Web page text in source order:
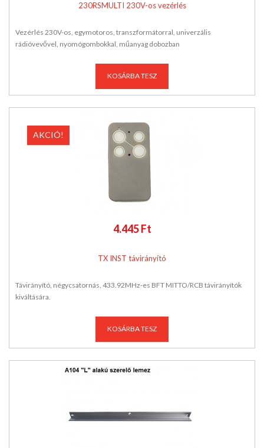
230RSMULTI 230V-os vezérlés
Vezérlés 230V-os, egymotoros, transzformátorral, univerzális
rádióvevővel, nyomógombokkal, műanyag dobozban
KOSÁRBA TESZ
AKCIÓ!
4.445 Ft
TX INST távirányító
Távirányító, négycsatornás, 433.92MHz-es BFT MITTO/RCB távirányítók
kiváltására.
KOSÁRBA TESZ